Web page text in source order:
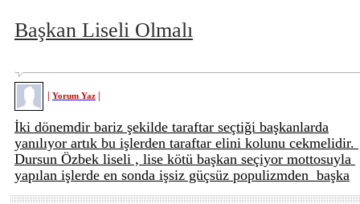
Başkan Liseli Olmalı
Yorum Yaz
İki dönemdir bariz şekilde taraftar seçtiği başkanlarda
yanılıyor artık bu işlerden taraftar elini kolunu cekmelidir.
Dursun Özbek liseli , lise kötü başkan seçiyor mottosuyla
yapılan işlerde en sonda işsiz güçsüz populizmden başka